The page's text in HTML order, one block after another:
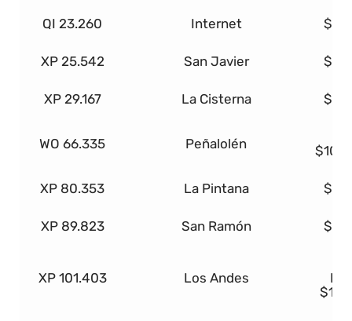
QI 23.260 Internet
XP 25.542 San Javier
XP 29.167 La Cisterna
WO 66.335 Peñalolén
XP 80.353 La Pintana
XP 89.823 San Ramón
XP 101.403 Los Andes